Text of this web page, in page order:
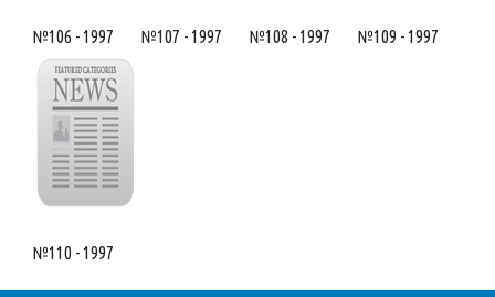
№106 - 1997 №107 - 1997 №108 - 1997 №109 - 1997
№110 - 1997